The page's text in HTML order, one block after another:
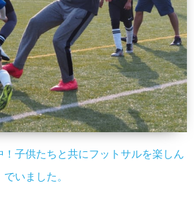
子供たちと共にフットサルを楽しん
でいました。